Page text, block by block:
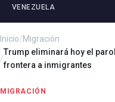
VENEZUELA
Inicio/Migración
/
Trump eliminará hoy el
frontera a inmigrantes
MIGRACIÓN